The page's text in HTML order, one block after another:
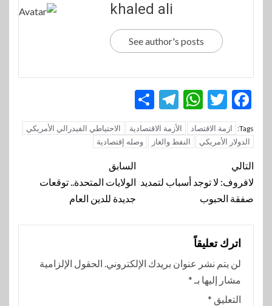
khaled ali
See author's posts
Facebook
Twitter
WhatsApp
Telegram
Tags: ازمة الاقتصاد الأزمة الاقتصادية
الاحتياطي الفيدرالي الأمريكي
الدولار الأمريكي
النفط والغاز وصله إقتصادية
تنقل
المقالة
السابق
الولايات المتحدة.. توقعات
جديدة للدين العام
التالي
لافروف: لا توجد أسباب لتمديد
صفقة الحبوب
اترك تعليقاً
لن يتم نشر عنوان بريدك الإلكتروني. الحقول الإلزامية
مشار إليها بـ *
التعليق *